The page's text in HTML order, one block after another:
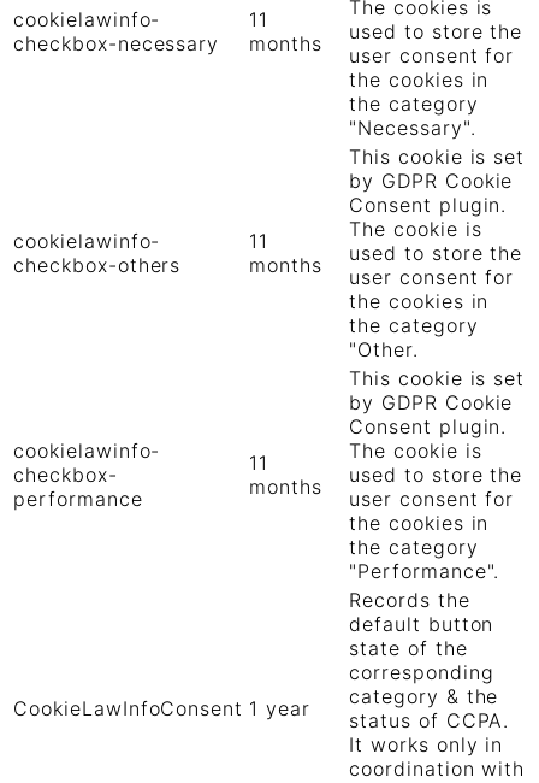
cookielawinfo-
checkbox-necessary
11
months
The cookies is
used to store the
user consent for
the cookies in
the category
"Necessary".
cookielawinfo-
checkbox-others
11
months
This cookie is set
by GDPR Cookie
Consent plugin.
The cookie is
used to store the
user consent for
the cookies in
the category
"Other.
cookielawinfo-
checkbox-
performance
11
months
This cookie is set
by GDPR Cookie
Consent plugin.
The cookie is
used to store the
user consent for
the cookies in
the category
"Performance".
CookieLawInfoConsent 1 year
Records the
default button
state of the
corresponding
category & the
status of CCPA.
It works only in
coordination with